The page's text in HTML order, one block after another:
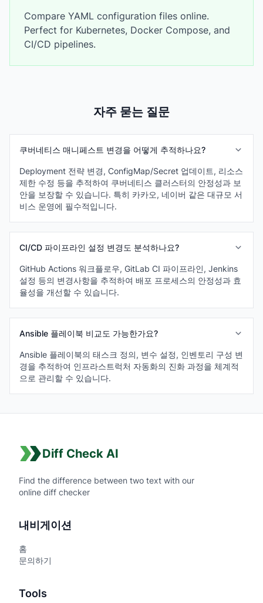
Compare YAML configuration files online.
Perfect for Kubernetes, Docker Compose, and
CI/CD pipelines.
자주 묻는 질문
쿠버네티스 매니페스트 변경을 어떻게 추적하나요?
Deployment 전략 변경, ConfigMap/Secret 업데이트, 리소스
제한 수정 등을 추적하여 쿠버네티스 클러스터의 안정성과 보
안을 보장할 수 있습니다. 특히 카카오, 네이버 같은 대규모 서
비스 운영에 필수적입니다.
CI/CD 파이프라인 설정 변경도 분석하나요?
GitHub Actions 워크플로우, GitLab CI 파이프라인, Jenkins
설정 등의 변경사항을 추적하여 배포 프로세스의 안정성과 효
율성을 개선할 수 있습니다.
Ansible 플레이북 비교도 가능한가요?
Ansible 플레이북의 태스크 정의, 변수 설정, 인벤토리 구성 변
경을 추적하여 인프라스트럭처 자동화의 진화 과정을 체계적
으로 관리할 수 있습니다.
Diff Check AI
Find the difference between two text with our
online diff checker
내비게이션
홈
문의하기
Tools